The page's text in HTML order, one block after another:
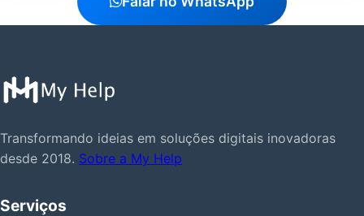
Transformando ideias em soluções digitais inovadoras
desde 2018. Sobre a My Help
Serviços